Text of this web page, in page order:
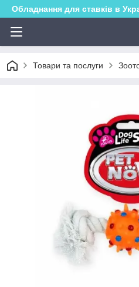
Обладнання для ставків в
Товари та послуги